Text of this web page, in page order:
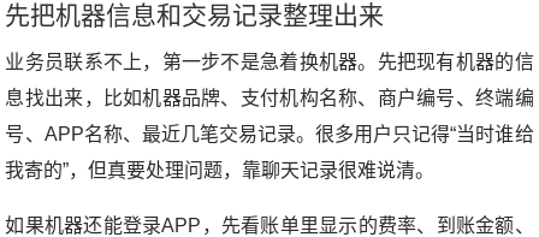
先把机器信息和交易记录整理出来
业务员联系不上，第一步不是急着换机器。先把现有机器的信
息找出来，比如机器品牌、支付机构名称、商户编号、终端编
号、APP名称、最近几笔交易记录。很多用户只记得“当时谁给
我寄的”，但真要处理问题，靠聊天记录很难说清。
如果机器还能登录APP，先看账单里显示的费率、到账金额、